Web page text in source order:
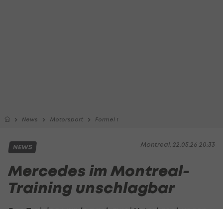
News Motorsport Formel 1
Montreal, 22.05.26 20:33
NEWS
Mercedes im Montreal-
Training unschlagbar